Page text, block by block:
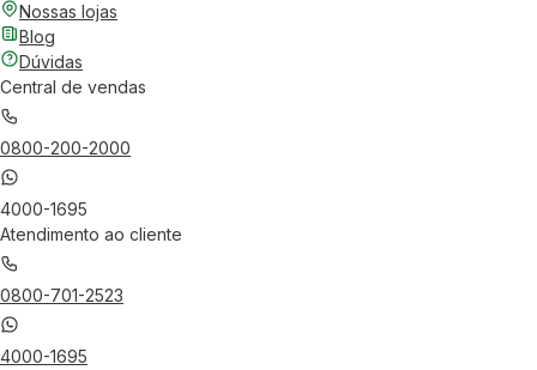
Nossas lojas
Blog
Dúvidas
Central de vendas
0800-200-2000
4000-1695
Atendimento ao cliente
0800-701-2523
4000-1695